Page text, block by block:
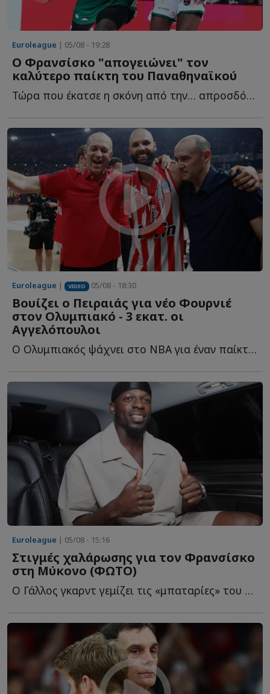
Euroleague | 05/08 - 19:28
Ο Φρανσίσκο "απογειώνει" τον
καλύτερο παίκτη του Παναθηναϊκού
Τώρα που έκατσε η σκόνη από την… απροσδόκητη προσθήκη τ...
Euroleague | VIDEO 05/08 - 18:30
Βουίζει ο Πειραιάς για νέο Φουρνιέ
στον Ολυμπιακό - 3 εκατ. οι
Αγγελόπουλοι
Ο Ολυμπιακός ψάχνει στο NBA για έναν παίκτη που θα... κουμπώσει σ...
Euroleague | 05/08 - 15:16
Στιγμές χαλάρωσης για τον Φρανσίσκο
στη Μύκονο (ΦΩΤΟ)
Ο Γάλλος γκαρντ γεμίζει τις «μπαταρίες» του στο «νησί τ...